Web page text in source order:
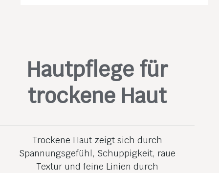
Hautpflege für
trockene Haut
Trockene Haut zeigt sich durch
Spannungsgefühl, Schuppigkeit, raue
Textur und feine Linien durch